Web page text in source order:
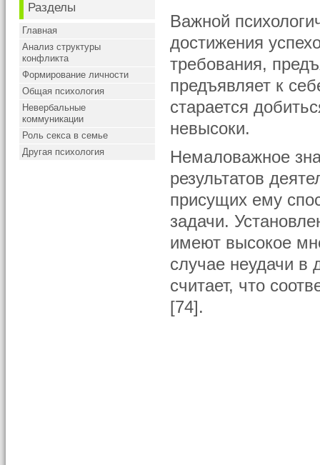
Разделы
Главная
Анализ структуры
конфликта
Формирование личности
Общая психология
Невербальные
коммуникации
Роль секса в семье
Другая психология
Важной
достижения
требования,
предъявляет к
старается
невысоки.
Немаловажное
результатов
присущих ему
задачи.
имеют высокое
случае неудачи в
считает, что
[74].